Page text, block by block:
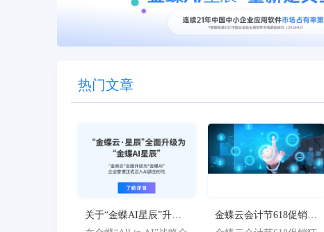
热门文章
关于“金蝶AI星辰”升级
为“金蝶AI星辰”的官方
金蝶云会计节618促销狂
欢限时特惠，最高立减